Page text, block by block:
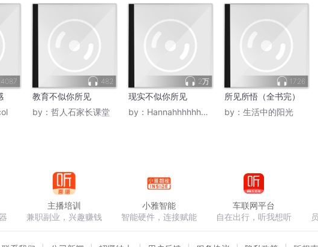
4087 482
教育不似你所见
by： 哲人石家长课堂
2万
现实不似你所见
by： Hannahhhhhhhh_
1726
所见所悟（全书完）
by： 生活中的阳光
主播培训
兼职副业，兴趣赚钱
小雅智能
智能硬件，连接赋能
车联网平台
自在出行，听我想听